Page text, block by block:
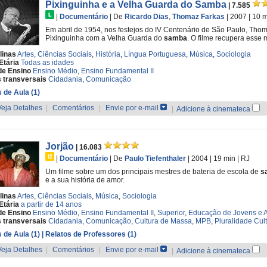
Pixinguinha e a Velha Guarda do Samba
| 7.585
Documentário De Ricardo Dias, Thomaz Farkas | 2007
| 10
Em abril de 1954, nos festejos do IV Centenário de São Paulo,
Pixinguinha com a Velha Guarda do samba. O filme recupera esse
Artes, Ciências Sociais, História, Língua Portuguesa, Música, Sociologia
Todas as idades
Ensino Ensino Médio, Ensino Fundamental II
transversais Cidadania, Comunicação
de Aula (1)
Detalhes
Comentários Envie por e-mail Adicione à cinemateca
Jorjão
| 16.083
Documentário De Paulo Tiefenthaler | 2004 | 19 min
RJ
Um filme sobre um dos principais mestres de bateria de escola de
e a sua história de amor.
Artes, Ciências Sociais, Música, Sociologia
a partir de 14 anos
Ensino Ensino Médio, Ensino Fundamental II , Superior, Educação de Jovens e
transversais Cidadania, Comunicação, Cultura de Massa, MPB, Pluralidade
de Aula (1)
| Relatos de Professores (1)
Detalhes
Comentários Envie por e-mail Adicione à cinemateca